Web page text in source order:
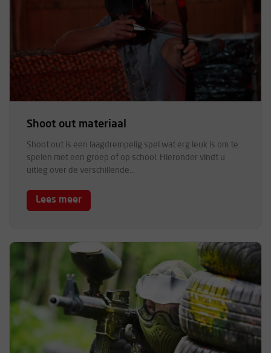
Shoot out materiaal
Shoot out is een laagdrempelig spel wat erg leuk is om te
spelen met een groep of op school. Hieronder vindt u
uitleg over de verschillende...
Lees meer